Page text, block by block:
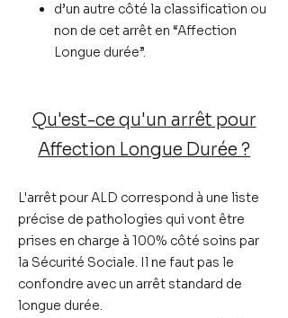
d’un autre côté la classification ou
non de cet arrêt en “Affection
Longue durée”.
Qu'est-ce qu'un arrêt pour
Affection Longue Durée ?
L'arrêt pour ALD correspond à une liste
précise de pathologies qui vont être
prises en charge à 100% côté soins par
la Sécurité Sociale. Il ne fautpas le
confondre avec un arrêt standard de
longue durée.